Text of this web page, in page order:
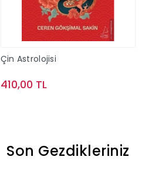
Çin Astrolojisi
410,00 TL
Son Gezdikleriniz